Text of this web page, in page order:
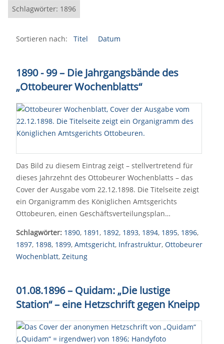
Schlagwörter: 1896
Sortieren nach: Titel Datum
1890 - 99 – Die Jahrgangsbände des
„Ottobeurer Wochenblatts“
Das Bild zu diesem Eintrag zeigt – stellvertretend für
dieses Jahrzehnt des Ottobeurer Wochenblatts – das
Cover der Ausgabe vom 22.12.1898. Die Titelseite zeigt
ein Organigramm des Königlichen Amtsgerichts
Ottobeuren, einen Geschäftsverteilungsplan…
Schlagwörter: 1890, 1891, 1892, 1893, 1894, 1895, 1896,
1897, 1898, 1899, Amtsgericht, Infrastruktur, Ottobeurer
Wochenblatt, Zeitung
01.08.1896 – Quidam: „Die lustige
Station“ – eine Hetzschrift gegen Kneipp